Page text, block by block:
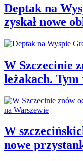
Deptak na
zyskał nowe
W Szczecinie
leżakach. Tym
W
nowe